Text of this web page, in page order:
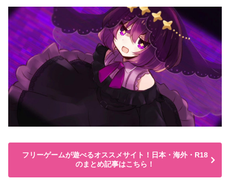
フリーゲームが遊べるオススメサイト！日本・海外・R18
のまとめ記事はこちら！